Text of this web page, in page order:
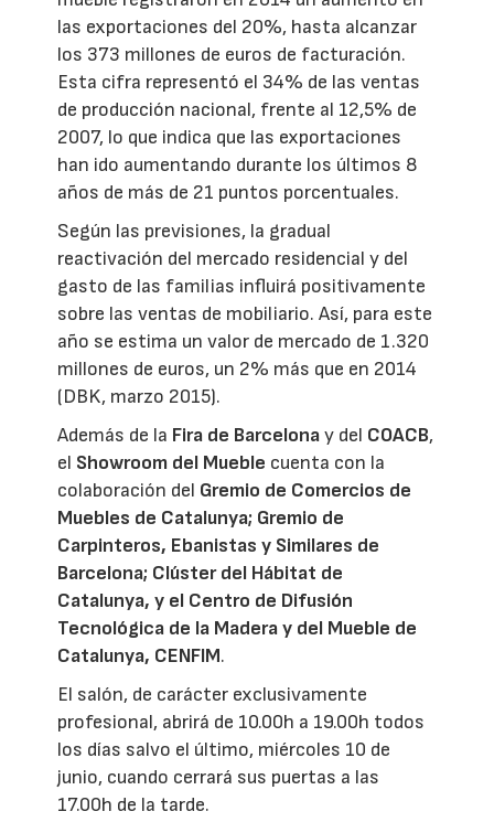
las exportaciones del 20%, hasta alcanzar
los 373 millones de euros de facturación.
Esta cifra representó el 34% de las ventas
de producción nacional, frente al 12,5% de
2007, lo que indica que las exportaciones
han ido aumentando durante los últimos 8
años de más de 21 puntos porcentuales.
Según las previsiones, la gradual
reactivación del mercado residencial y del
gasto de las familias influirá positivamente
sobre las ventas de mobiliario. Así, para este
año se estima un valor de mercado de 1.320
millones de euros, un 2% más que en 2014
(DBK, marzo 2015).
Además de la Fira de Barcelonay del COACB,
el Showroom del Mueble cuenta con la
colaboración del Gremio de Comercios de
Muebles de Catalunya; Gremio de
Carpinteros, Ebanistas y Similares de
Barcelona; Clúster del Hábitat de
Catalunya, y el Centro de Difusión
Tecnológica de la Madera y del Mueble de
Catalunya, CENFIM.
El salón, de carácter exclusivamente
profesional, abrirá de 10.00h a 19.00h todos
los días salvo el último, miércoles 10 de
junio, cuando cerrará sus puertas a las
17.00h de la tarde.